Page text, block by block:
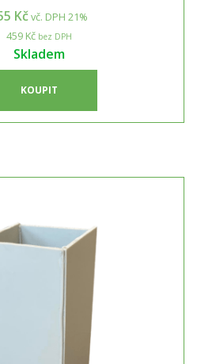
Kčvč. DPH 21%
459 Kčbez DPH
Skladem
KOUPIT